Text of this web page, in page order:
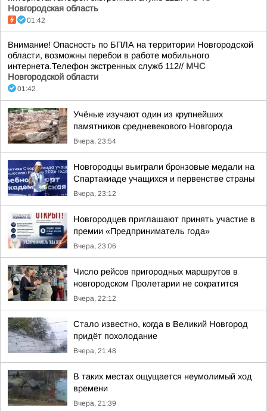
Новгородская область
01:42
Внимание! Опасность по БПЛА на территории Новгородской
области, возможны перебои в работе мобильного
интернета.Телефон экстренных служб 112// МЧС
Новгородской области
01:42
Учёные изучают один из крупнейших
памятников средневекового Новгорода
Вчера, 23:54
Новгородцы выиграли бронзовые медали на
Спартакиаде учащихся и первенстве страны
Вчера, 23:12
Новгородцев приглашают принять участие в
премии «Предприниматель года»
Вчера, 23:06
Число рейсов пригородных маршрутов в
новгородском Пролетарии не сократится
Вчера, 22:12
Стало известно, когда в Великий Новгород
придёт похолодание
Вчера, 21:48
В таких местах ощущается неумолимый ход
времени
Вчера, 21:39